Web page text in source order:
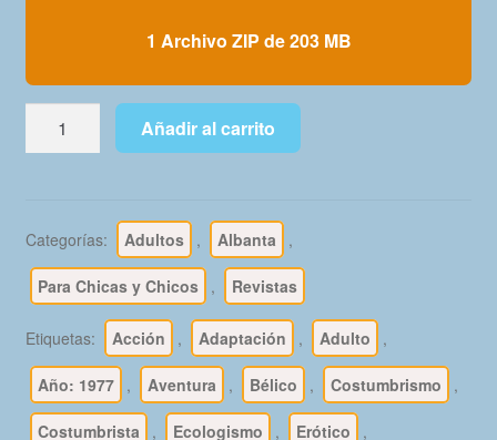
1 Archivo ZIP de 203 MB
JUEVES
Completo
33
Revistas
En
Formato
PDF
Añadir al carrito
Categorías: Adultos , Albanta ,
Para Chicas y Chicos , Revistas
Etiquetas: Acción , Adaptación , Adulto ,
Año: 1977 , Aventura , Bélico , Costumbrismo ,
Costumbrista , Ecologismo , Erótico ,